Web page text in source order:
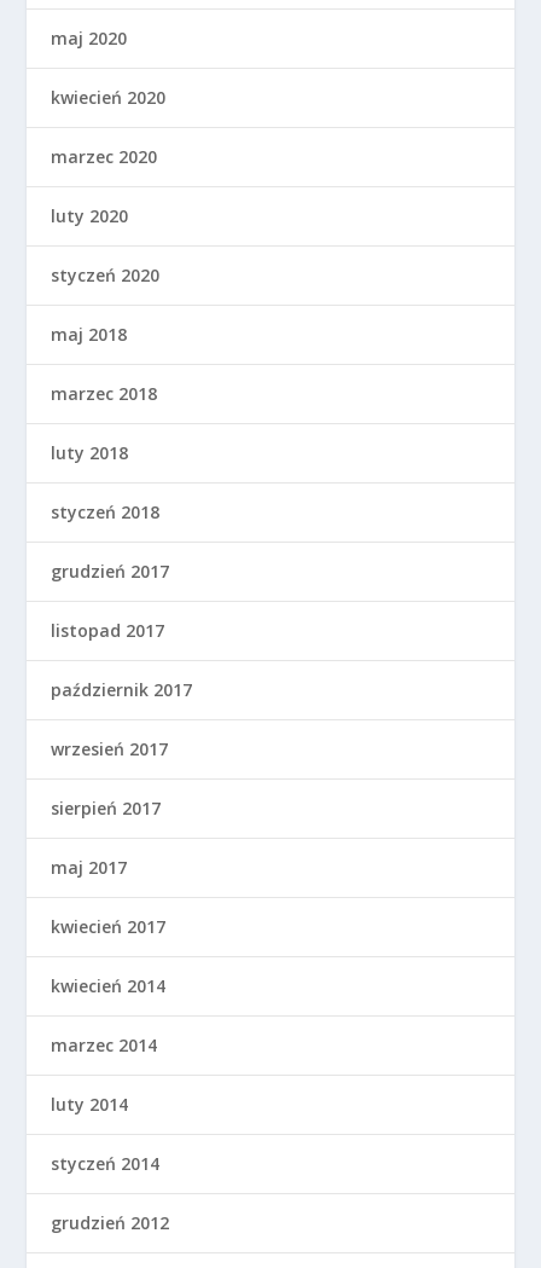
maj 2020
kwiecień 2020
marzec 2020
luty 2020
styczeń 2020
maj 2018
marzec 2018
luty 2018
styczeń 2018
grudzień 2017
listopad 2017
październik 2017
wrzesień 2017
sierpień 2017
maj 2017
kwiecień 2017
kwiecień 2014
marzec 2014
luty 2014
styczeń 2014
grudzień 2012